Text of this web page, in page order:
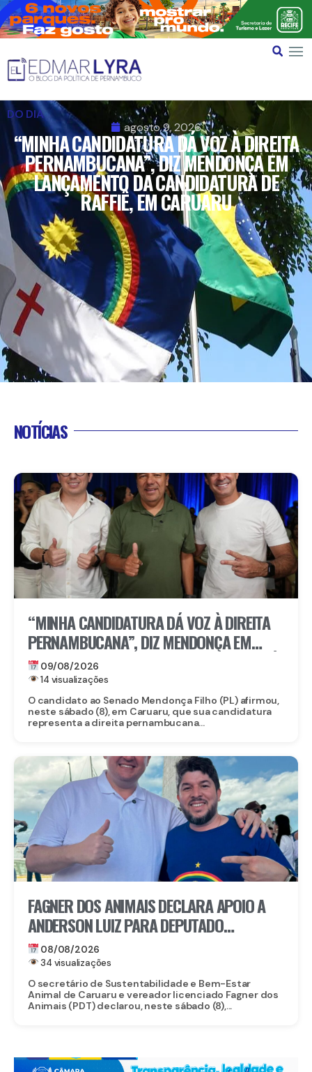
DO DIA
agosto 9, 2026
“MINHA CANDIDATURA DÁ VOZ À DIREITA
PERNAMBUCANA”, DIZ MENDONÇA EM
LANÇAMENTO DA CANDIDATURA DE
RAFFIÊ, EM CARUARU
NOTÍCIAS
“MINHA CANDIDATURA DÁ VOZ À DIREITA
PERNAMBUCANA”, DIZ MENDONÇA EM
LANÇAMENTO DA CANDIDATURA DE RAFFIÊ,
EM CARUARU
09/08/2026
14 visualizações
O candidato ao Senado Mendonça Filho (PL) afirmou,
neste sábado (8), em Caruaru, que sua candidatura
representa a direita pernambucana...
FAGNER DOS ANIMAIS DECLARA APOIO A
ANDERSON LUIZ PARA DEPUTADO
ESTADUAL
08/08/2026
34 visualizações
O secretário de Sustentabilidade e Bem-Estar
Animal de Caruaru e vereador licenciado Fagner dos
Animais (PDT) declarou, neste sábado (8),...